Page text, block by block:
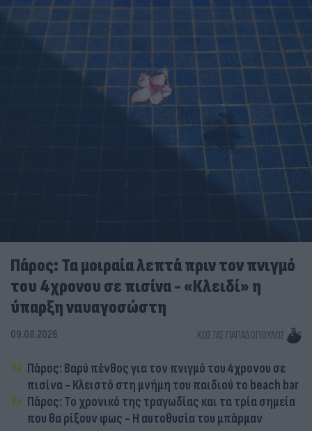
Πάρος: Τα μοιραία λεπτά πριν τον πνιγμό
του 4χρονου σε πισίνα - «Κλειδί» η
ύπαρξη ναυαγοσώστη
09.08.2026 ΚΏΣΤΑΣ ΠΑΠΑΔΌΠΟΥΛΟΣ
Πάρος: Βαρύ πένθος για τον πνιγμό του 4χρονου σε
πισίνα - Κλειστό στη μνήμη του παιδιού το beach bar
Πάρος: Το χρονικό της τραγωδίας και τα τρία σημεία
που θα ρίξουν φως - Η αυτοθυσία του μπάρμαν